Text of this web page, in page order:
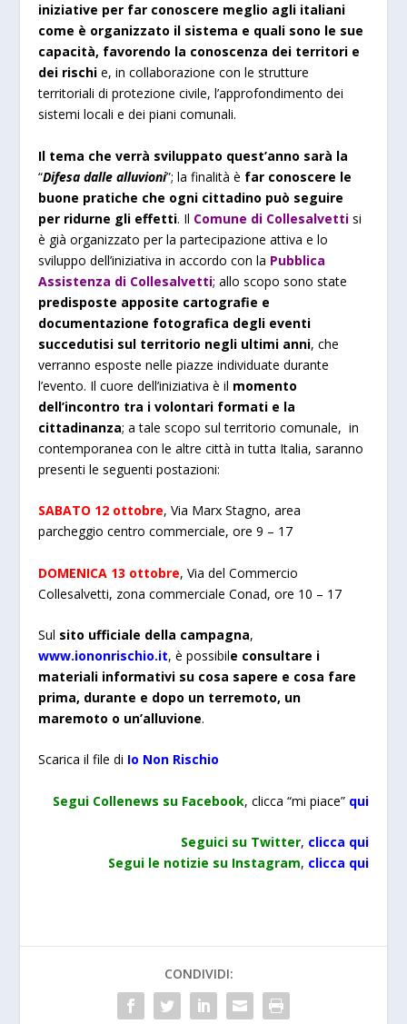
iniziative per far conoscere meglio agli italiani
come è organizzato il sistema e quali sono le sue
capacità, favorendo la conoscenza dei territori e
dei rischi e, in collaborazione con le strutture
territoriali di protezione civile, l’approfondimento dei
sistemi locali e dei piani comunali.
Il tema che verrà sviluppato quest’anno sarà la
“Difesa dalle alluvioni”; la finalità è far conoscere le
buone pratiche che ogni cittadino può seguire
per ridurne gli effetti. Il Comune di Collesalvetti si
è già organizzato per la partecipazione attiva e lo
sviluppo dell’iniziativa in accordo con la Pubblica
Assistenza di Collesalvetti; allo scopo sono state
predisposte apposite cartografie e
documentazione fotografica degli eventi
succedutisi sul territorio negli ultimi anni, che
verranno esposte nelle piazze individuate durante
l’evento. Il cuore dell’iniziativa è il momento
dell’incontro tra i volontari formati e la
cittadinanza; a tale scopo sul territorio comunale, in
contemporanea con le altre città in tutta Italia, saranno
presenti le seguenti postazioni:
SABATO 12 ottobre, Via Marx Stagno, area
parcheggio centro commerciale, ore 9 – 17
DOMENICA 13 ottobre, Via del Commercio
Collesalvetti, zona commerciale Conad, ore 10 – 17
Sul sito ufficiale della campagna,
www.iononrischio.it, è possibile consultare i
materiali informativi su cosa sapere e cosa fare
prima, durante e dopo un terremoto, un
maremoto o un’alluvione.
Scarica il file di Io Non Rischio
Segui Collenews su Facebook, clicca “mi piace” qui
Seguici su Twitter, clicca qui
Segui le notizie su Instagram, clicca qui
CONDIVIDI: